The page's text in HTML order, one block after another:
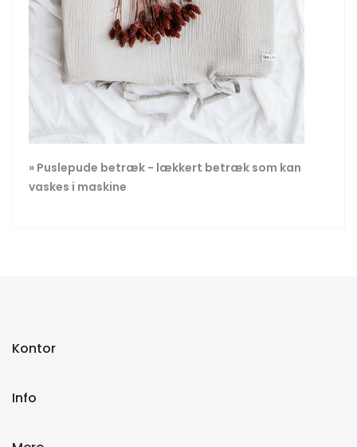
» Puslepude betræk - lækkert betræk som kan
vaskes i maskine
Kontor
Info